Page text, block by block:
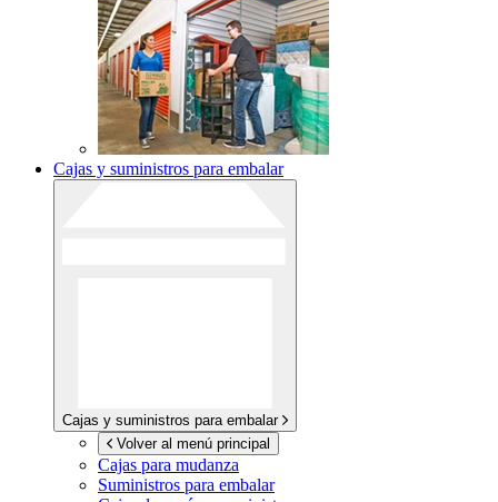
Cajas y suministros para embalar
Cajas y suministros para embalar
Volver al menú principal
Cajas para mudanza
Suministros para embalar